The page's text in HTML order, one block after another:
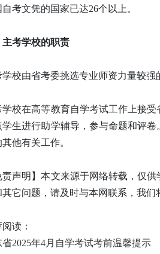
考文凭的国家已达26个以上。
主考学校的职责
学校由省考委挑选专业师资力量较强
学校在高等教育自学考试工作上接
学生进行助学辅导，参与命题和评
他有关工作。
责声明】本文来源于网络转载，仅
其它问题，请及时与本网联系，我们
读：
省2025年4月自学考试考前温馨提示